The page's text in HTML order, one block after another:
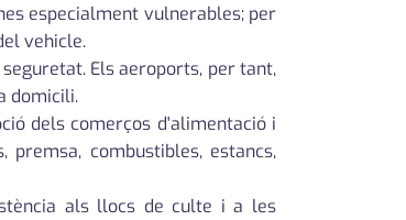
especialment vulnerables; per
vehicle.
Els aeroports, per tant,
domicili.
dels comerços d'alimentació i
premsa, combustibles, estancs,
als llocs de culte i a les